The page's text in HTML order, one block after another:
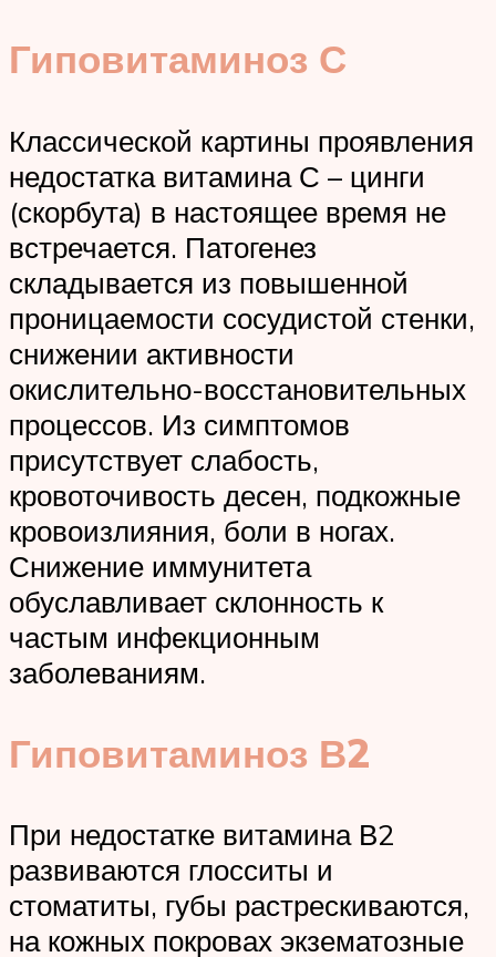
Гиповитаминоз С
Классической картины проявления
недостатка витамина С – цинги
(скорбута) в настоящее время не
встречается. Патогенез
складывается из повышенной
проницаемости сосудистой стенки,
снижении активности
окислительно-восстановительных
процессов. Из симптомов
присутствует слабость,
кровоточивость десен, подкожные
кровоизлияния, боли в ногах.
Снижение иммунитета
обуславливает склонность к
частым инфекционным
заболеваниям.
Гиповитаминоз В2
При недостатке витамина В2
развиваются глосситы и
стоматиты, губы растрескиваются,
на кожных покровах экзематозные